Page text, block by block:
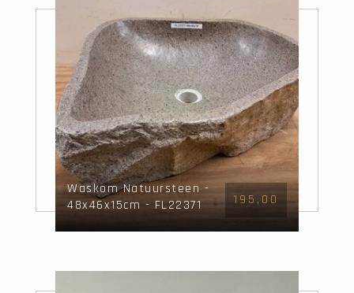
Waskom Natuursteen -
48x46x15cm - FL22371
195,00